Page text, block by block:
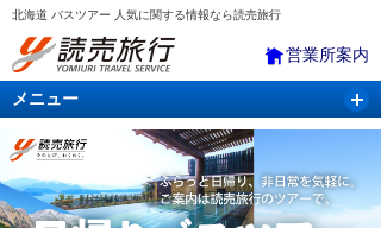
北海道 バスツアー 人気に関する情報なら読売旅行
営業所案内
メニュー
国内旅行 バスツアー 海外旅行 クルーズ